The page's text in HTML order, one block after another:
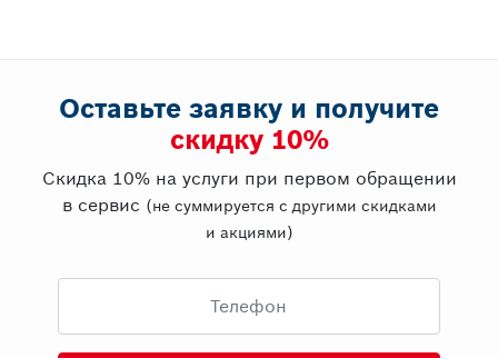
Оставьте заявку и получите
cкидку 10%
Скидка 10% на услуги при первом обращении
в сервис (не суммируется с другими скидками
и акциями)